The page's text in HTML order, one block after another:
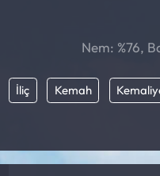
Nem: %76,
İliç Kemah